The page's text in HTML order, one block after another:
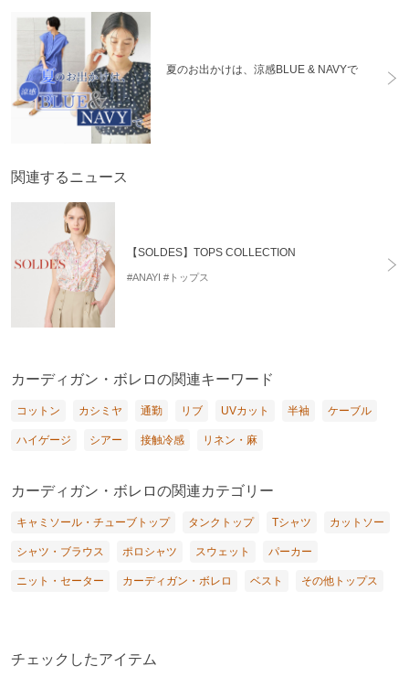
夏のお出かけは、涼感BLUE & NAVYで
関連するニュース
【SOLDES】TOPS COLLECTION
#ANAYI #トップス
カーディガン・ボレロの関連キーワード
コットン カシミヤ 通勤 リブ UVカット 半袖 ケーブル
ハイゲージ シアー 接触冷感 リネン・麻
カーディガン・ボレロの関連カテゴリー
キャミソール・チューブトップ タンクトップ Tシャツ カットソー
シャツ・ブラウス ポロシャツ スウェット パーカー
ニット・セーター カーディガン・ボレロ ベスト その他トップス
チェックしたアイテム